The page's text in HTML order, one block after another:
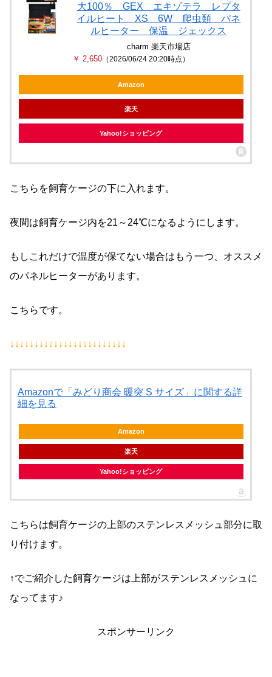
大100％ GEX エキゾテラ レプタ
イルヒート XS 6W 爬虫類 パネ
ルヒーター 保温 ジェックス
charm 楽天市場店
￥ 2,650 （2026/06/24 20:20時点）
Amazon
楽天
Yahoo!ショッピング
こちらを飼育ケージの下に入れます。
夜間は飼育ケージ内を21～24℃になるようにします。
もしこれだけで温度が保てない場合はもう一つ、オススメ
のパネルヒーターがあります。
こちらです。
↓↓↓↓↓↓↓↓↓↓↓↓↓↓↓↓↓↓↓↓↓↓↓↓
Amazonで「みどり商会 暖突 S サイズ」に関する詳
細を見る
Amazon
楽天
Yahoo!ショッピング
こちらは飼育ケージの上部のステンレスメッシュ部分に取
り付けます。
↑でご紹介した飼育ケージは上部がステンレスメッシュに
なってます♪
スポンサーリンク